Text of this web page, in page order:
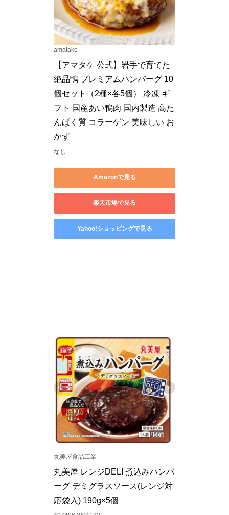
amatake
【アマタケ 公式】岩手で育てた
絶品鴨 プレミアムハンバーグ 10
個セット（2種×各5個） 冷凍 ギ
フト 国産あい鴨肉 国内製造 高た
んぱく質 コラーゲン 美味しい お
かず
なし
Amazonで見る
楽天市場で見る
Yahoo!ショッピングで見る
丸美屋食品工業
丸美屋 レンジDELI 煮込みハンバ
ーグ デミグラスソース(レンジ対
応袋入) 190g×5個